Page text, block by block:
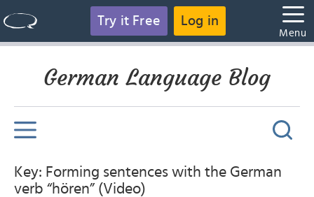
Try it Free Log in
Menu
German Language Blog
Key: Forming sentences with the German
verb “hören” (Video)